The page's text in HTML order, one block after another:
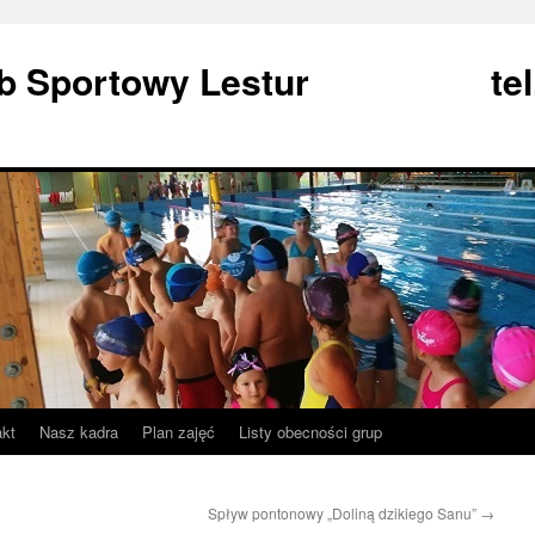
Sportowy Lestur
Nasz kadra Plan zajęć Listy obecności grup
Spływ pontonowy „Doliną dzikiego Sanu” →